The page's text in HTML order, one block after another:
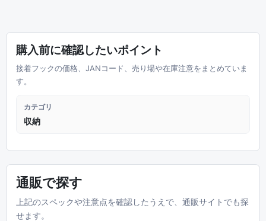
購入前に確認したいポイント
接着フックの価格、JANコード、売り場や在庫注意をまとめていま
す。
カテゴリ
収納
通販で探す
上記のスペックや注意点を確認したうえで、通販サイトでも探
せます。